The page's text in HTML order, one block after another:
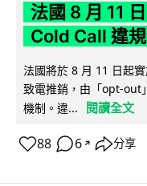
法國 8 月 11
Cold Call 違
法國將於 8 月 11 日起
致電推銷，由「opt-out
機制。違...
閱讀全文
88 6 ↗ 分享